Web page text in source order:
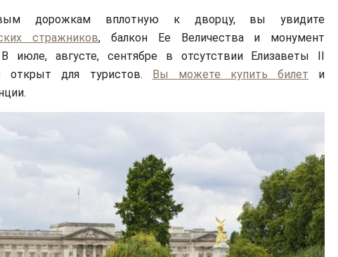
дорожкам вплотную к дворцу, вы увидите
стражников, балкон Ее Величества и монумент
июле, августе, сентябре в отсутствии Елизаветы II
открыт для туристов.
Вы можете купить билет и